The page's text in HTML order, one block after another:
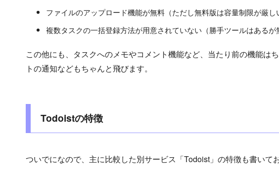
ファイルのアップロード機能が無料（ただし無料版は容量制限が厳し
複数タスクの一括登録方法が用意されていない（勝手ツールはあるが
この他にも、タスクへのメモやコメント機能など、当たり前の機能は
トの通知などもちゃんと飛びます。
Todoistの特徴
ついでになので、主に比較した別サービス「Todoist」の特徴も書いてお